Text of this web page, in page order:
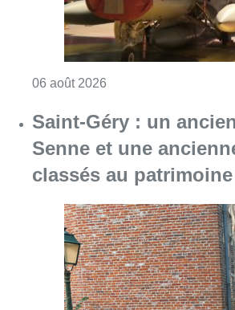
06 août 2026
Saint-Géry : un
Senne et une
classés au